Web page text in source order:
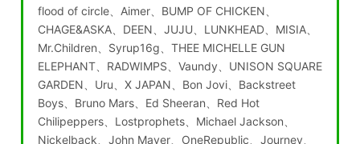
flood of circle、Aimer、BUMP OF CHICKEN、
CHAGE&ASKA、DEEN、JUJU、LUNKHEAD、MISIA、
Mr.Children、Syrup16g、THEE MICHELLE GUN
ELEPHANT、RADWIMPS、Vaundy、UNISON SQUARE
GARDEN、Uru、X JAPAN、Bon Jovi、Backstreet
Boys、Bruno Mars、Ed Sheeran、Red Hot
Chilipeppers、Lostprophets、Michael Jackson、
Nickelback、John Mayer、OneRepublic、Journey、